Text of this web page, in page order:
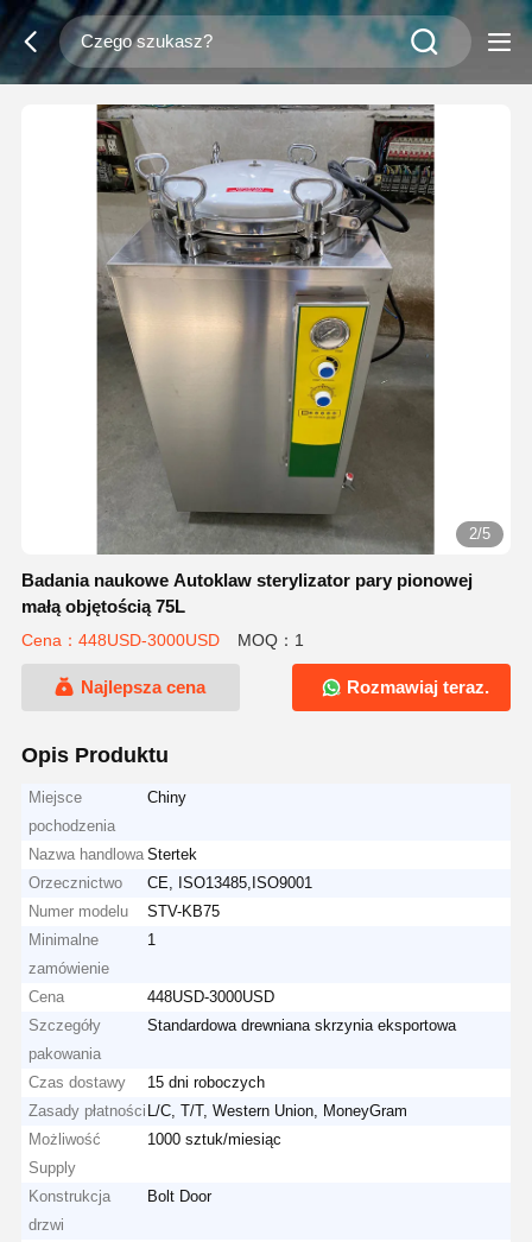
2/5
Badania naukowe Autoklaw sterylizator pary pionowej
małą objętością 75L
Cena：448USD-3000USD MOQ：1
Najlepsza cena Rozmawiaj teraz.
Opis Produktu
Miejsce
pochodzenia
Chiny
Nazwa handlowa Stertek
Orzecznictwo
CE, ISO13485,ISO9001
Numer modelu
STV-KB75
Minimalne
zamówienie
1
Cena
448USD-3000USD
Szczegóły
pakowania
Standardowa drewniana skrzynia eksportowa
Czas dostawy
15 dni roboczych
Zasady płatności L/C, T/T, Western Union, MoneyGram
Możliwość
Supply
1000 sztuk/miesiąc
Konstrukcja
drzwi
Bolt Door